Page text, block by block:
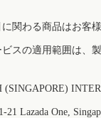
関わる商品はお客
スの適用範囲は、
21 Lazada One,